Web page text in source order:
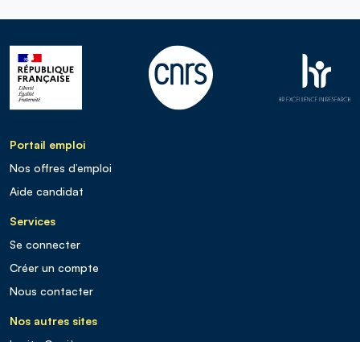
Portail emploi
Nos offres d’emploi
Aide candidat
Services
Se connecter
Créer un compte
Nous contacter
Nos autres sites